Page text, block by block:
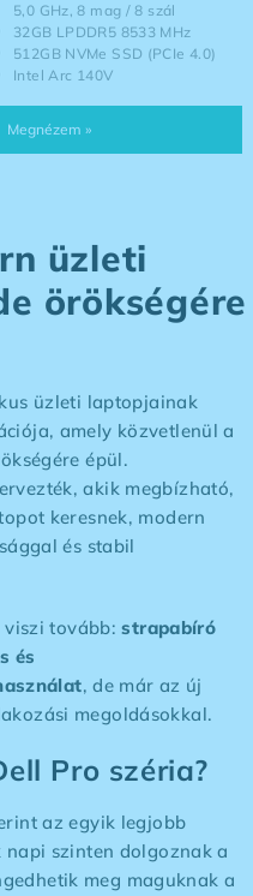
5,0 GHz, 8 mag / 8 szál
32GB LPDDR5 8533 MHz
512GB NVMe SSD (PCIe 4.0)
Intel Arc 140V
üzleti
örökségére
üzleti laptopjainak
amely közvetlenül a
épül.
akik megbízható,
keresnek, modern
és stabil
viszi tovább:strapabíró
és
, de már az új
megoldásokkal.
Pro széria?
az egyik legjobb
szinten dolgoznak a
meg maguknak a